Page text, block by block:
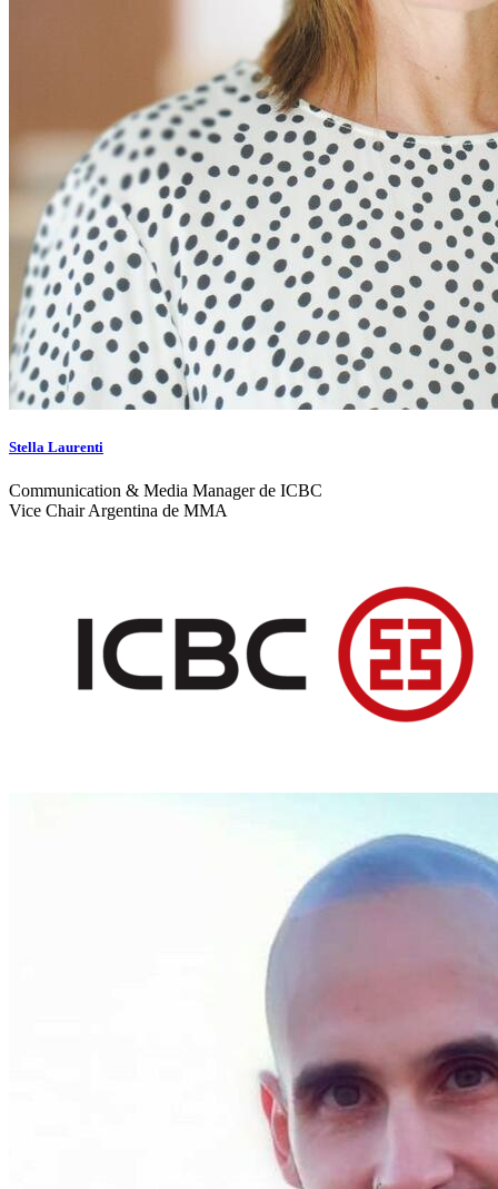
Stella Laurenti
Communication & Media Manager de ICBC
Vice Chair Argentina de MMA